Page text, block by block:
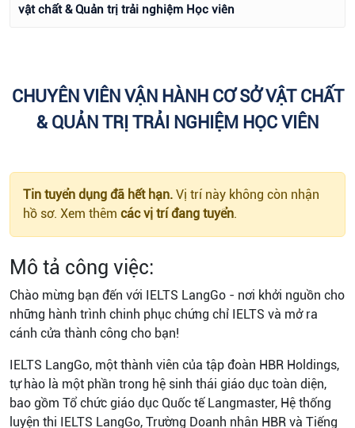
vật chất & Quản trị trải nghiệm Học viên
CHUYÊN VIÊN VẬN HÀNH CƠ SỞ VẬT CHẤT
& QUẢN TRỊ TRẢI NGHIỆM HỌC VIÊN
Tin tuyển dụng đã hết hạn. Vị trí này không còn nhận
hồ sơ. Xem thêm các vị trí đang tuyển.
Mô tả công việc:
Chào mừng bạn đến với IELTS LangGo - nơi khởi nguồn cho
những hành trình chinh phục chứng chỉ IELTS và mở ra
cánh cửa thành công cho bạn!
IELTS LangGo, một thành viên của tập đoàn HBR Holdings,
tự hào là một phần trong hệ sinh thái giáo dục toàn diện,
bao gồm Tổ chức giáo dục Quốc tế Langmaster, Hệ thống
luyện thi IELTS LangGo, Trường Doanh nhân HBR và Tiếng